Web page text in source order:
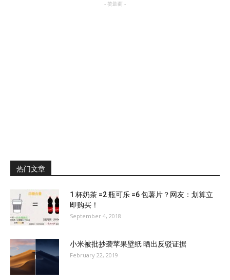
- 赞助商 -
热门文章
1 杯奶茶 =2 瓶可乐 =6 包薯片？网友：划算立
即购买！
September 4, 2018
小米被批抄袭苹果壁纸 晒出反驳证据
February 22, 2019